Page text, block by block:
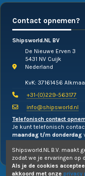
Contact opnemen?
Shipsworld.NL BV
De Nieuwe Erven 3
5431 NV Cuijk
Nederland
KvK: 37161456
+31-(0)229-563177
info@shipsworld.nl
Telefonisch contact
Je kunt telefonisch
maandag t/m donderdag
Shipsworld.NL B.V. maakt
zodat we je ervaringen op
Als je de cookies
akkoord met onze privacy